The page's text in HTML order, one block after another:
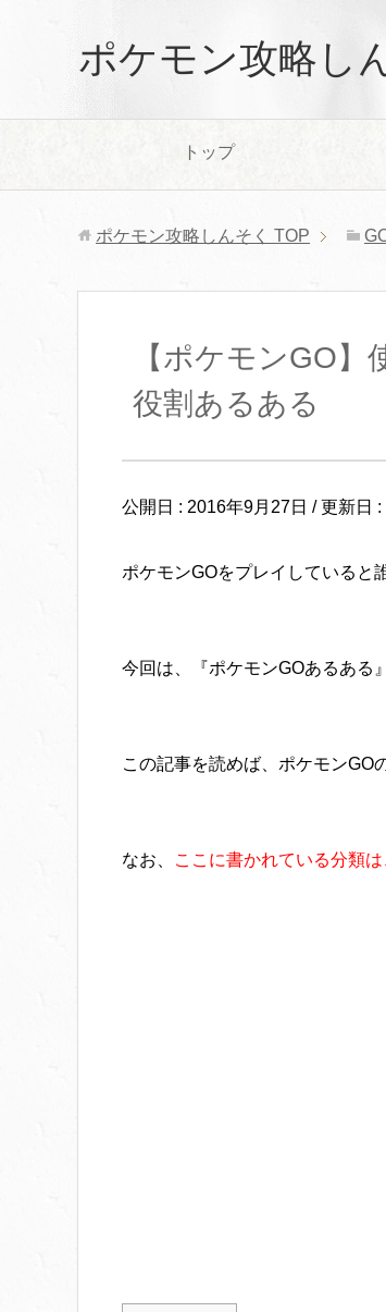
ポケモン攻略し
トップ
ポケモン攻略しんそく TOP
【ポケモンGO
役割あるある
公開日 : 2016年9月27日 / 更新日 :
ポケモンGOをプレイしていると
今回は、『ポケモンGOあるある
この記事を読めば、ポケモンGO
なお、 ここに書かれている分類